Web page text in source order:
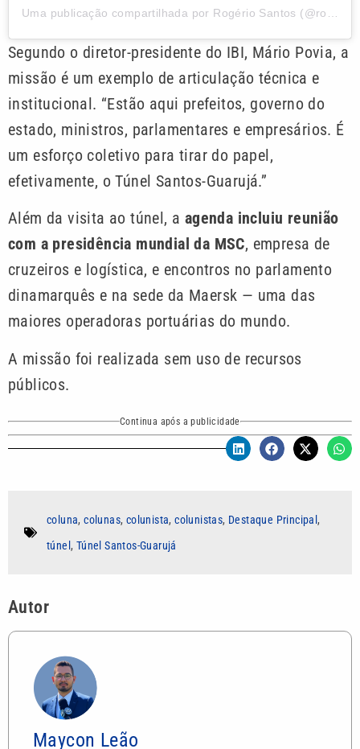
Segundo o diretor-presidente do IBI, Mário Povia, a
missão é um exemplo de articulação técnica e
institucional. “Estão aqui prefeitos, governo do
estado, ministros, parlamentares e empresários. É
um esforço coletivo para tirar do papel,
efetivamente, o Túnel Santos-Guarujá.”
Além da visita ao túnel, a agenda incluiu reunião
com a presidência mundial da MSC, empresa de
cruzeiros e logística, e encontros no parlamento
dinamarquês e na sede da Maersk — uma das
maiores operadoras portuárias do mundo.
A missão foi realizada sem uso de recursos
públicos.
Continua após a publicidade
coluna,colunas, colunista,colunistas, Destaque Principal ,
túnel , Túnel Santos-Guarujá
Autor
Maycon Leão